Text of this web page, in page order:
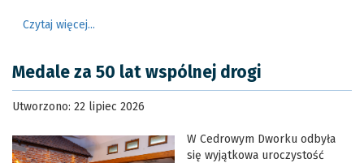
Czytaj więcej...
Medale za 50 lat wspólnej drogi
Utworzono: 22 lipiec 2026
W Cedrowym Dworku odbyła
się wyjątkowa uroczystość